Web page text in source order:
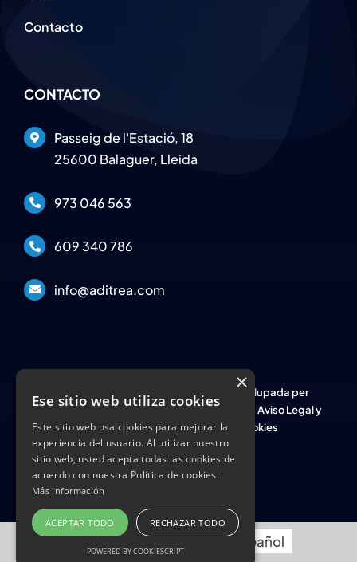
Contacto
CONTACTO
Passeig de l'Estació, 18
25600 Balaguer, Lleida
973 046 563
609 340 786
info@aditrea.com
© Copyright 2026 Aditrea | Web desenvolupada per
|Política de Privacidad
Aviso Legal y
condiciones de uso |Política de Cookies
Català Catalán) Español
×
Ese sitio web utiliza cookies
Este sitio web usa cookies para mejorar la
experiencia del usuario. Al utilizar nuestro
sitio web, usted acepta todas las cookies de
acuerdo con nuestra Política de cookies.
Más información
ACEPTAR TODO RECHAZAR TODO
POWERED BY COOKIESCRIPT